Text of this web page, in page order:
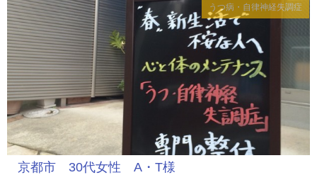
うつ病・自律神経失調症
京都市 30代女性 A・T様